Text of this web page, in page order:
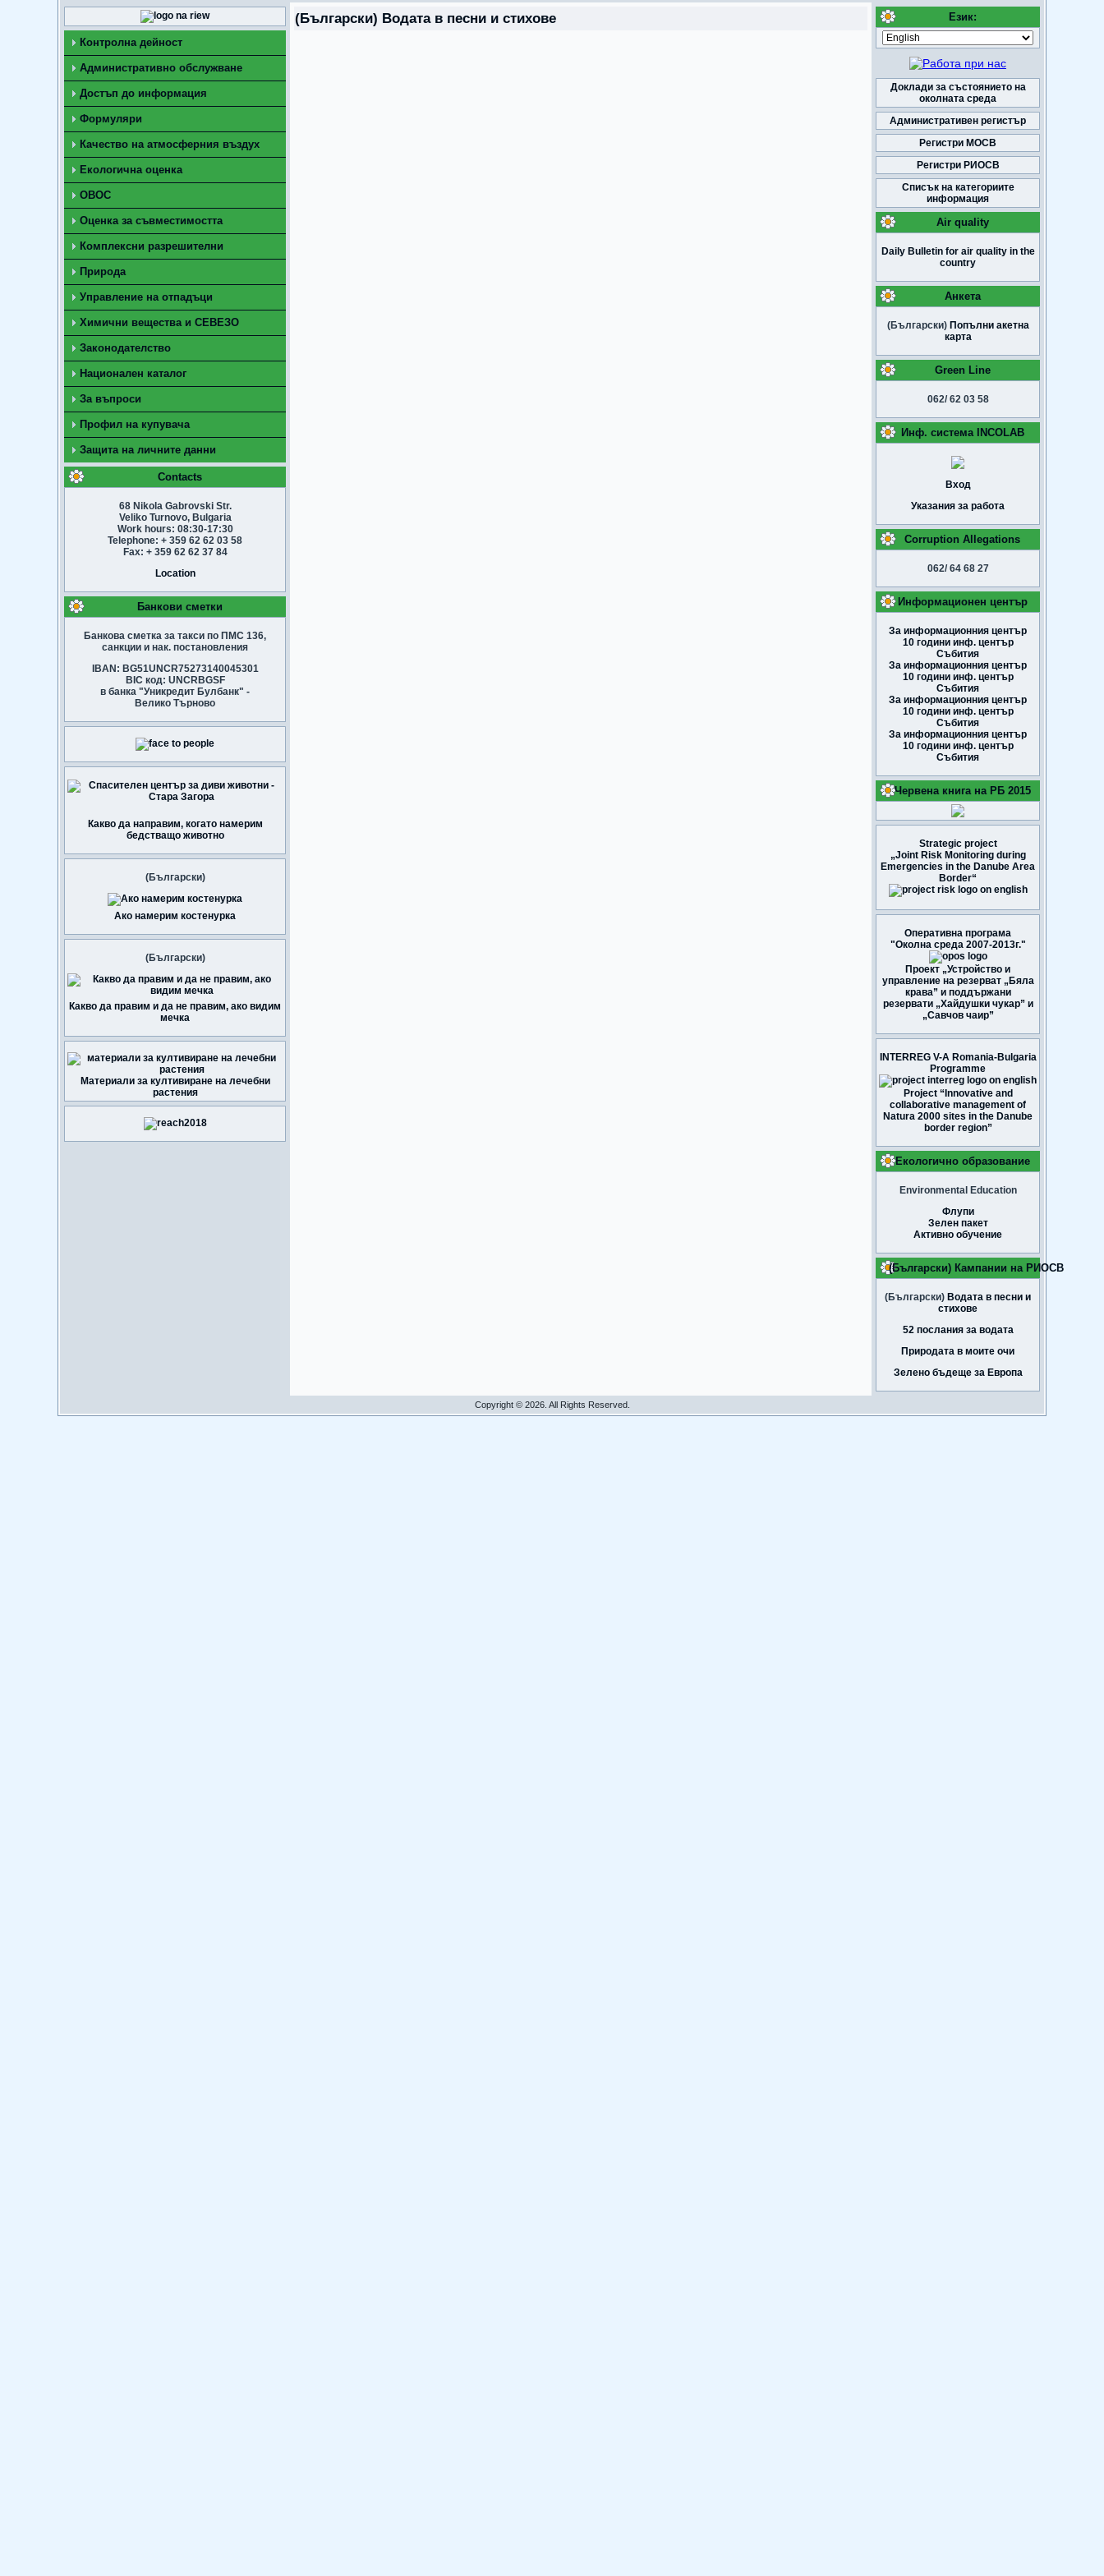
Контролна дейност
Административно обслужване
Достъп до информация
Формуляри
Качество на атмосферния въздух
Екологична оценка
ОВОС
Оценка за съвместимостта
Комплексни разрешителни
Природа
Управление на отпадъци
Химични вещества и СЕВЕЗО
Законодателство
Национален каталог
За въпроси
Профил на купувача
Защита на личните данни
Contacts
68 Nikola Gabrovski Str.
Veliko Turnovo, Bulgaria
Work hours: 08:30-17:30
Telephone: + 359 62 62 03 58
Fax: + 359 62 62 37 84
Location
Банкови сметки
Банкова сметка за такси по ПМС 136,
санкции и нак. постановления
IBAN: BG51UNCR75273140045301
BIC код: UNCRBGSF
в банка "Уникредит Булбанк" -
Велико Търново
Какво да направим, когато намерим
бедстващо животно
(Български)
Ако намерим костенурка
(Български)
Какво да правим и да не правим, ако видим
мечка
Материали за култивиране на лечебни
растения
(Български) Водата в песни и стихове Език:
Доклади за състоянието на
околната среда
Административен регистър
Регистри МОСВ
Регистри РИОСВ
Списък на категориите
информация
Air quality
Daily Bulletin for air quality in the
country
Анкета
(Български) Попълни акетна
карта
Green Line
062/ 62 03 58
Инф. система INCOLAB
Вход
Указания за работа
Corruption Allegations
062/ 64 68 27
Информационен център
За информационния център
10 години инф. център
Събития
За информационния център
10 години инф. център
Събития
За информационния център
10 години инф. център
Събития
За информационния център
10 години инф. център
Събития
Червена книга на РБ 2015
Strategic project
„Joint Risk Monitoring during
Emergencies in the Danube Area
Border“
Оперативна програма
"Околна среда 2007-2013г."
Проект „Устройство и
управление на резерват „Бяла
крава” и поддържани
резервати „Хайдушки чукар” и
„Савчов чаир”
INTERREG V-A Romania-Bulgaria
Programme
Project “Innovative and
collaborative management of
Natura 2000 sites in the Danube
border region”
Екологично образование
Environmental Education
Флупи
Зелен пакет
Активно обучение
(Български) Кампании на РИОСВ
(Български) Водата в песни и
стихове
52 послания за водата
Природата в моите очи
Зелено бъдеще за Европа
Copyright © 2026. All Rights Reserved.